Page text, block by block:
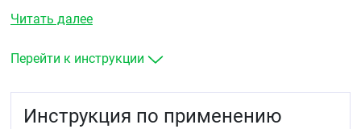
Читать далее
Перейти к инструкции
Инструкция по применению